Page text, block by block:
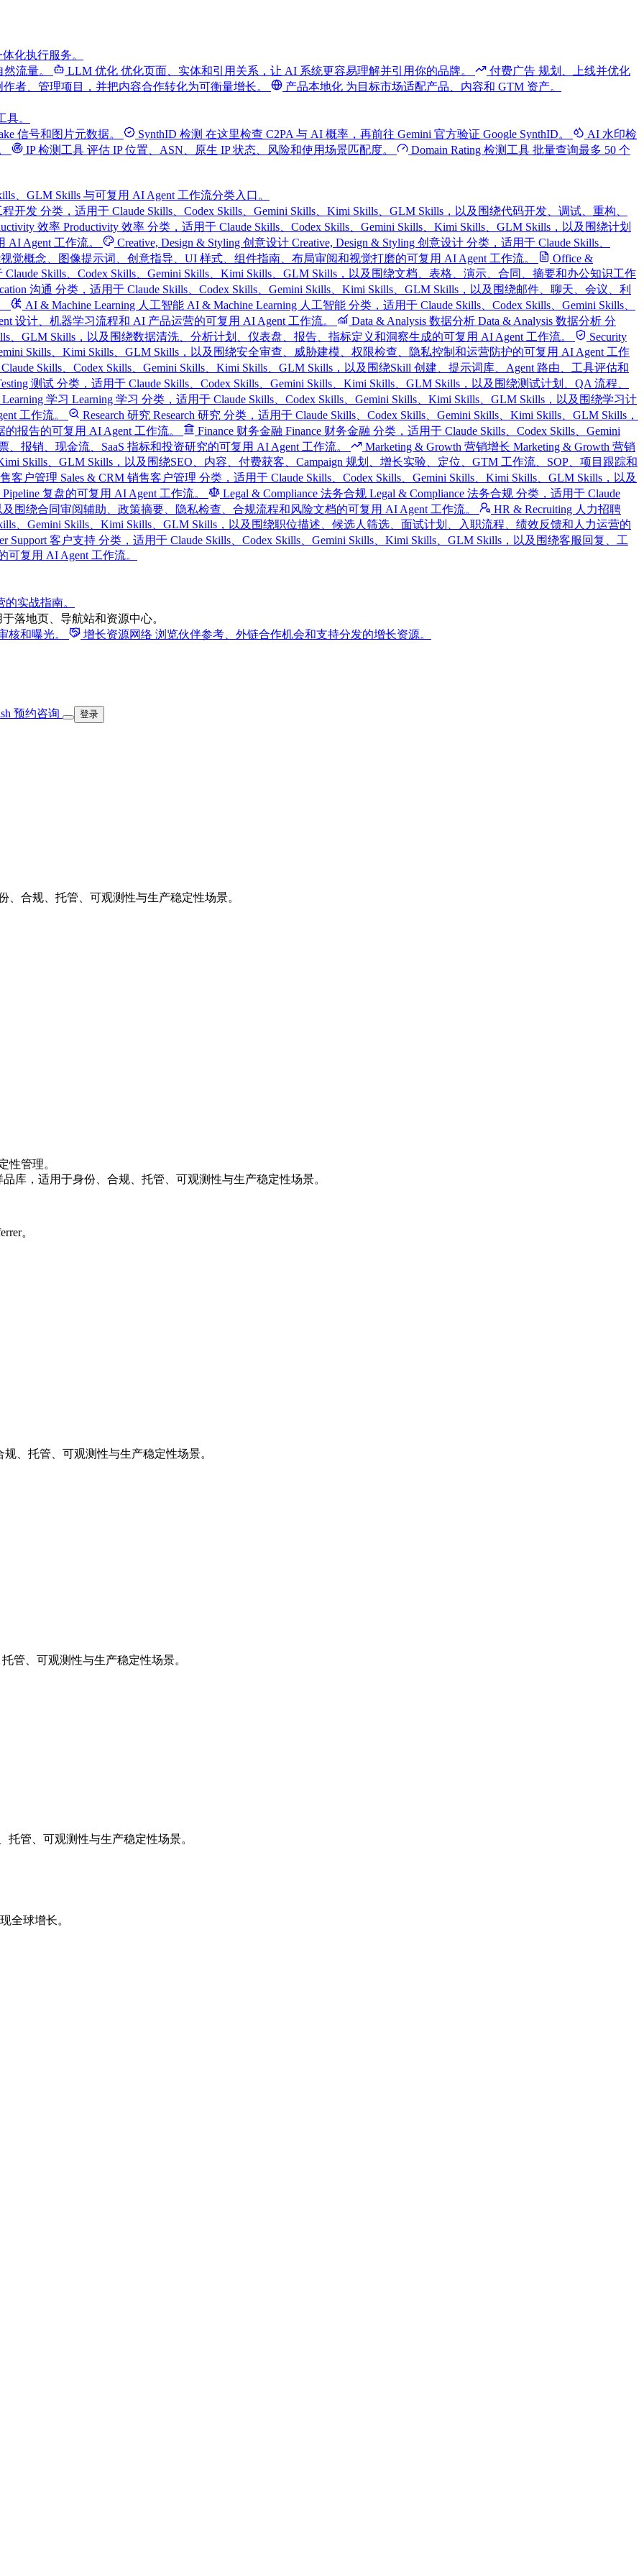
化执行服务。
流量。
LLM 优化 优化页面、实体和引用关系，让 AI 系统更容易理解并引用你的品牌。 付费广告 规划、上线并优化
作者、管理项目，并把内容合作转化为可衡量增长。
产品本地化 为目标市场适配产品、内容和 GTM 资产。
。
信号和图片元数据。
SynthID 检测 在这里检查 C2PA 与 AI 概率，再前往 Gemini 官方验证 Google SynthID。
AI 水印检
IP 检测工具 评估 IP 位置、ASN、原生 IP 状态、风险和使用场景匹配度。 Domain Rating 检测工具 批量查询最多 50 个
、GLM Skills 与可复用 AI Agent 工作流分类入口。
程开发 分类，适用于 Claude Skills、Codex Skills、Gemini Skills、Kimi Skills、GLM Skills，以及围绕代码开发、调试、重构、
效率 Productivity 效率 分类，适用于 Claude Skills、Codex Skills、Gemini Skills、Kimi Skills、GLM Skills，以及围绕计划
Agent 工作流。
Creative, Design & Styling 创意设计 Creative, Design & Styling 创意设计 分类，适用于 Claude Skills、
觉概念、图像提示词、创意指导、UI 样式、组件指南、布局审阅和视觉打磨的可复用 AI Agent 工作流。
Office &
Claude Skills、Codex Skills、Gemini Skills、Kimi Skills、GLM Skills，以及围绕文档、表格、演示、合同、摘要和办公知识工作
沟通 分类，适用于 Claude Skills、Codex Skills、Gemini Skills、Kimi Skills、GLM Skills，以及围绕邮件、聊天、会议、利
AI & Machine Learning 人工智能 AI & Machine Learning 人工智能 分类，适用于 Claude Skills、Codex Skills、Gemini Skills、
设计、机器学习流程和 AI 产品运营的可复用 AI Agent 工作流。
Data & Analysis 数据分析 Data & Analysis 数据分析 分
、GLM Skills，以及围绕数据清洗、分析计划、仪表盘、报告、指标定义和洞察生成的可复用 AI Agent 工作流。
Security
Skills、Kimi Skills、GLM Skills，以及围绕安全审查、威胁建模、权限检查、隐私控制和运营防护的可复用 AI Agent 工作
Skills、Codex Skills、Gemini Skills、Kimi Skills、GLM Skills，以及围绕Skill 创建、提示词库、Agent 路由、工具评估和
测试 分类，适用于 Claude Skills、Codex Skills、Gemini Skills、Kimi Skills、GLM Skills，以及围绕测试计划、QA 流程、
Learning 学习 Learning 学习 分类，适用于 Claude Skills、Codex Skills、Gemini Skills、Kimi Skills、GLM Skills，以及围绕学习计
工作流。
Research 研究 Research 研究 分类，适用于 Claude Skills、Codex Skills、Gemini Skills、Kimi Skills、GLM Skills，
报告的可复用 AI Agent 工作流。
Finance 财务金融 Finance 财务金融 分类，适用于 Claude Skills、Codex Skills、Gemini
报销、现金流、SaaS 指标和投资研究的可复用 AI Agent 工作流。
Marketing & Growth 营销增长 Marketing & Growth 营销
Skills、GLM Skills，以及围绕SEO、内容、付费获客、Campaign 规划、增长实验、定位、GTM 工作流、SOP、项目跟踪和
客户管理 Sales & CRM 销售客户管理 分类，适用于 Claude Skills、Codex Skills、Gemini Skills、Kimi Skills、GLM Skills，以及
复盘的可复用 AI Agent 工作流。
Legal & Compliance 法务合规 Legal & Compliance 法务合规 分类，适用于 Claude
围绕合同审阅辅助、政策摘要、隐私检查、合规流程和风险文档的可复用 AI Agent 工作流。
HR & Recruiting 人力招聘
、Gemini Skills、Kimi Skills、GLM Skills，以及围绕职位描述、候选人筛选、面试计划、入职流程、绩效反馈和人力运营的
Support 客户支持 分类，适用于 Claude Skills、Codex Skills、Gemini Skills、Kimi Skills、GLM Skills，以及围绕客服回复、工
复用 AI Agent 工作流。
实战指南。
落地页、导航站和资源中心。
核和曝光。
增长资源网络 浏览伙伴参考、外链合作机会和支持分发的增长资源。
预约咨询 登录
、合规、托管、可观测性与生产稳定性场景。
性管理。
库，适用于身份、合规、托管、可观测性与生产稳定性场景。
。
、托管、可观测性与生产稳定性场景。
管、可观测性与生产稳定性场景。
托管、可观测性与生产稳定性场景。
全球增长。